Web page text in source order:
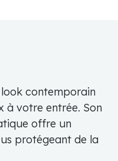
look contemporain
à votre entrée. Son
offre un
protégeant de la